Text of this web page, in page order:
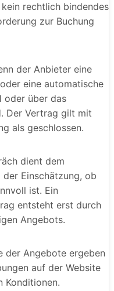
rechtlich bindendes
zur Buchung
der Anbieter eine
eine automatische
oder über das
Der Vertrag gilt mit
als geschlossen.
dient dem
der Einschätzung, ob
ist. Ein
entsteht erst durch
Angebots.
der Angebote ergeben
auf der Website
Konditionen.